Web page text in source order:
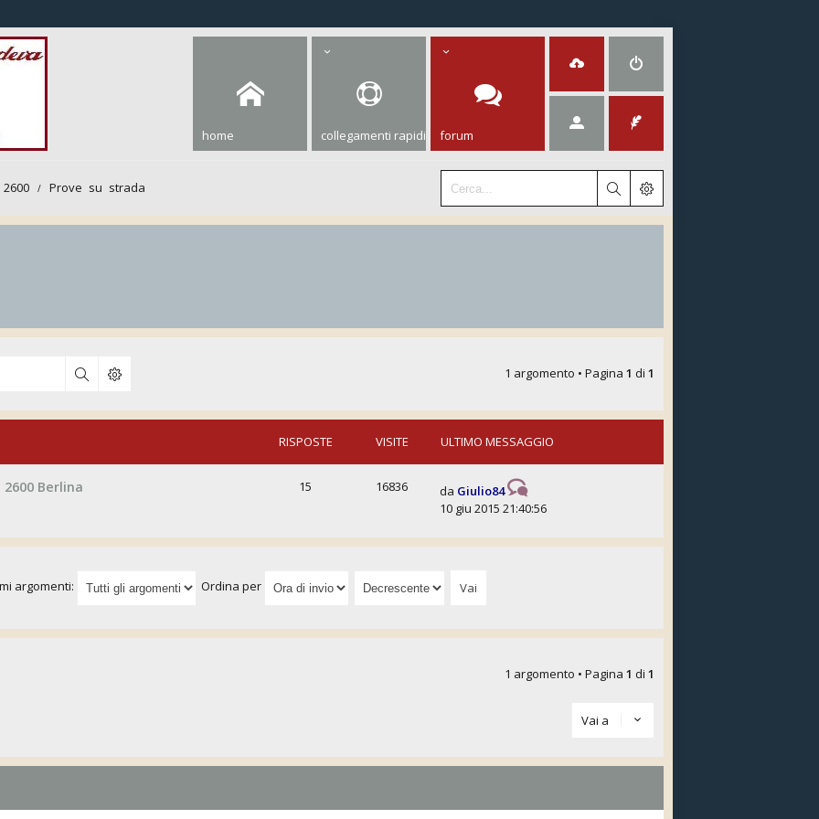
home collegamenti rapidi forum
Prove su strada
1 argomento • Pagina 1 di 1
RISPOSTE VISITE ULTIMO MESSAGGIO
Berlina 15 16836 da Giulio84
10 giu 2015 21:40:56
argomenti: Ordina per
1 argomento • Pagina 1 di 1
Vai a